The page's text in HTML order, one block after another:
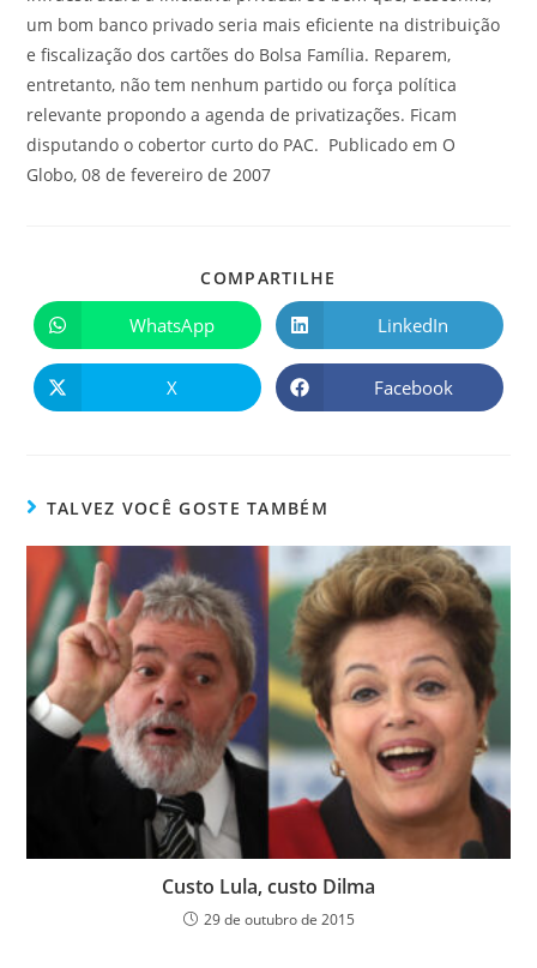
um bom banco privado seria mais eficiente na distribuição
e fiscalização dos cartões do Bolsa Família. Reparem,
entretanto, não tem nenhum partido ou força política
relevante propondo a agenda de privatizações. Ficam
disputando o cobertor curto do PAC. Publicado em O
Globo, 08 de fevereiro de 2007
COMPARTILHE
WhatsApp LinkedIn
X Facebook
TALVEZ VOCÊ GOSTE TAMBÉM
Custo Lula, custo Dilma
29 de outubro de 2015